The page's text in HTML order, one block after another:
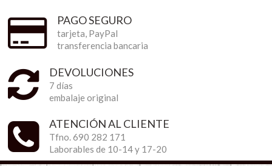
PAGO SEGURO
tarjeta, PayPal
transferencia bancaria
DEVOLUCIONES
7 días
embalaje original
ATENCIÓN AL CLIENTE
Tfno. 690 282 171
Laborables de 10-14 y 17-20